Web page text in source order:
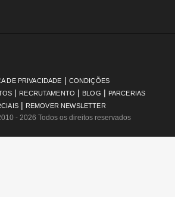
DE PRIVACIDADE | CONDIÇÕES
| RECRUTAMENTO | BLOG | PARCERIAS
| REMOVER NEWSLETTER
- 2026 Todos os direitos reservados